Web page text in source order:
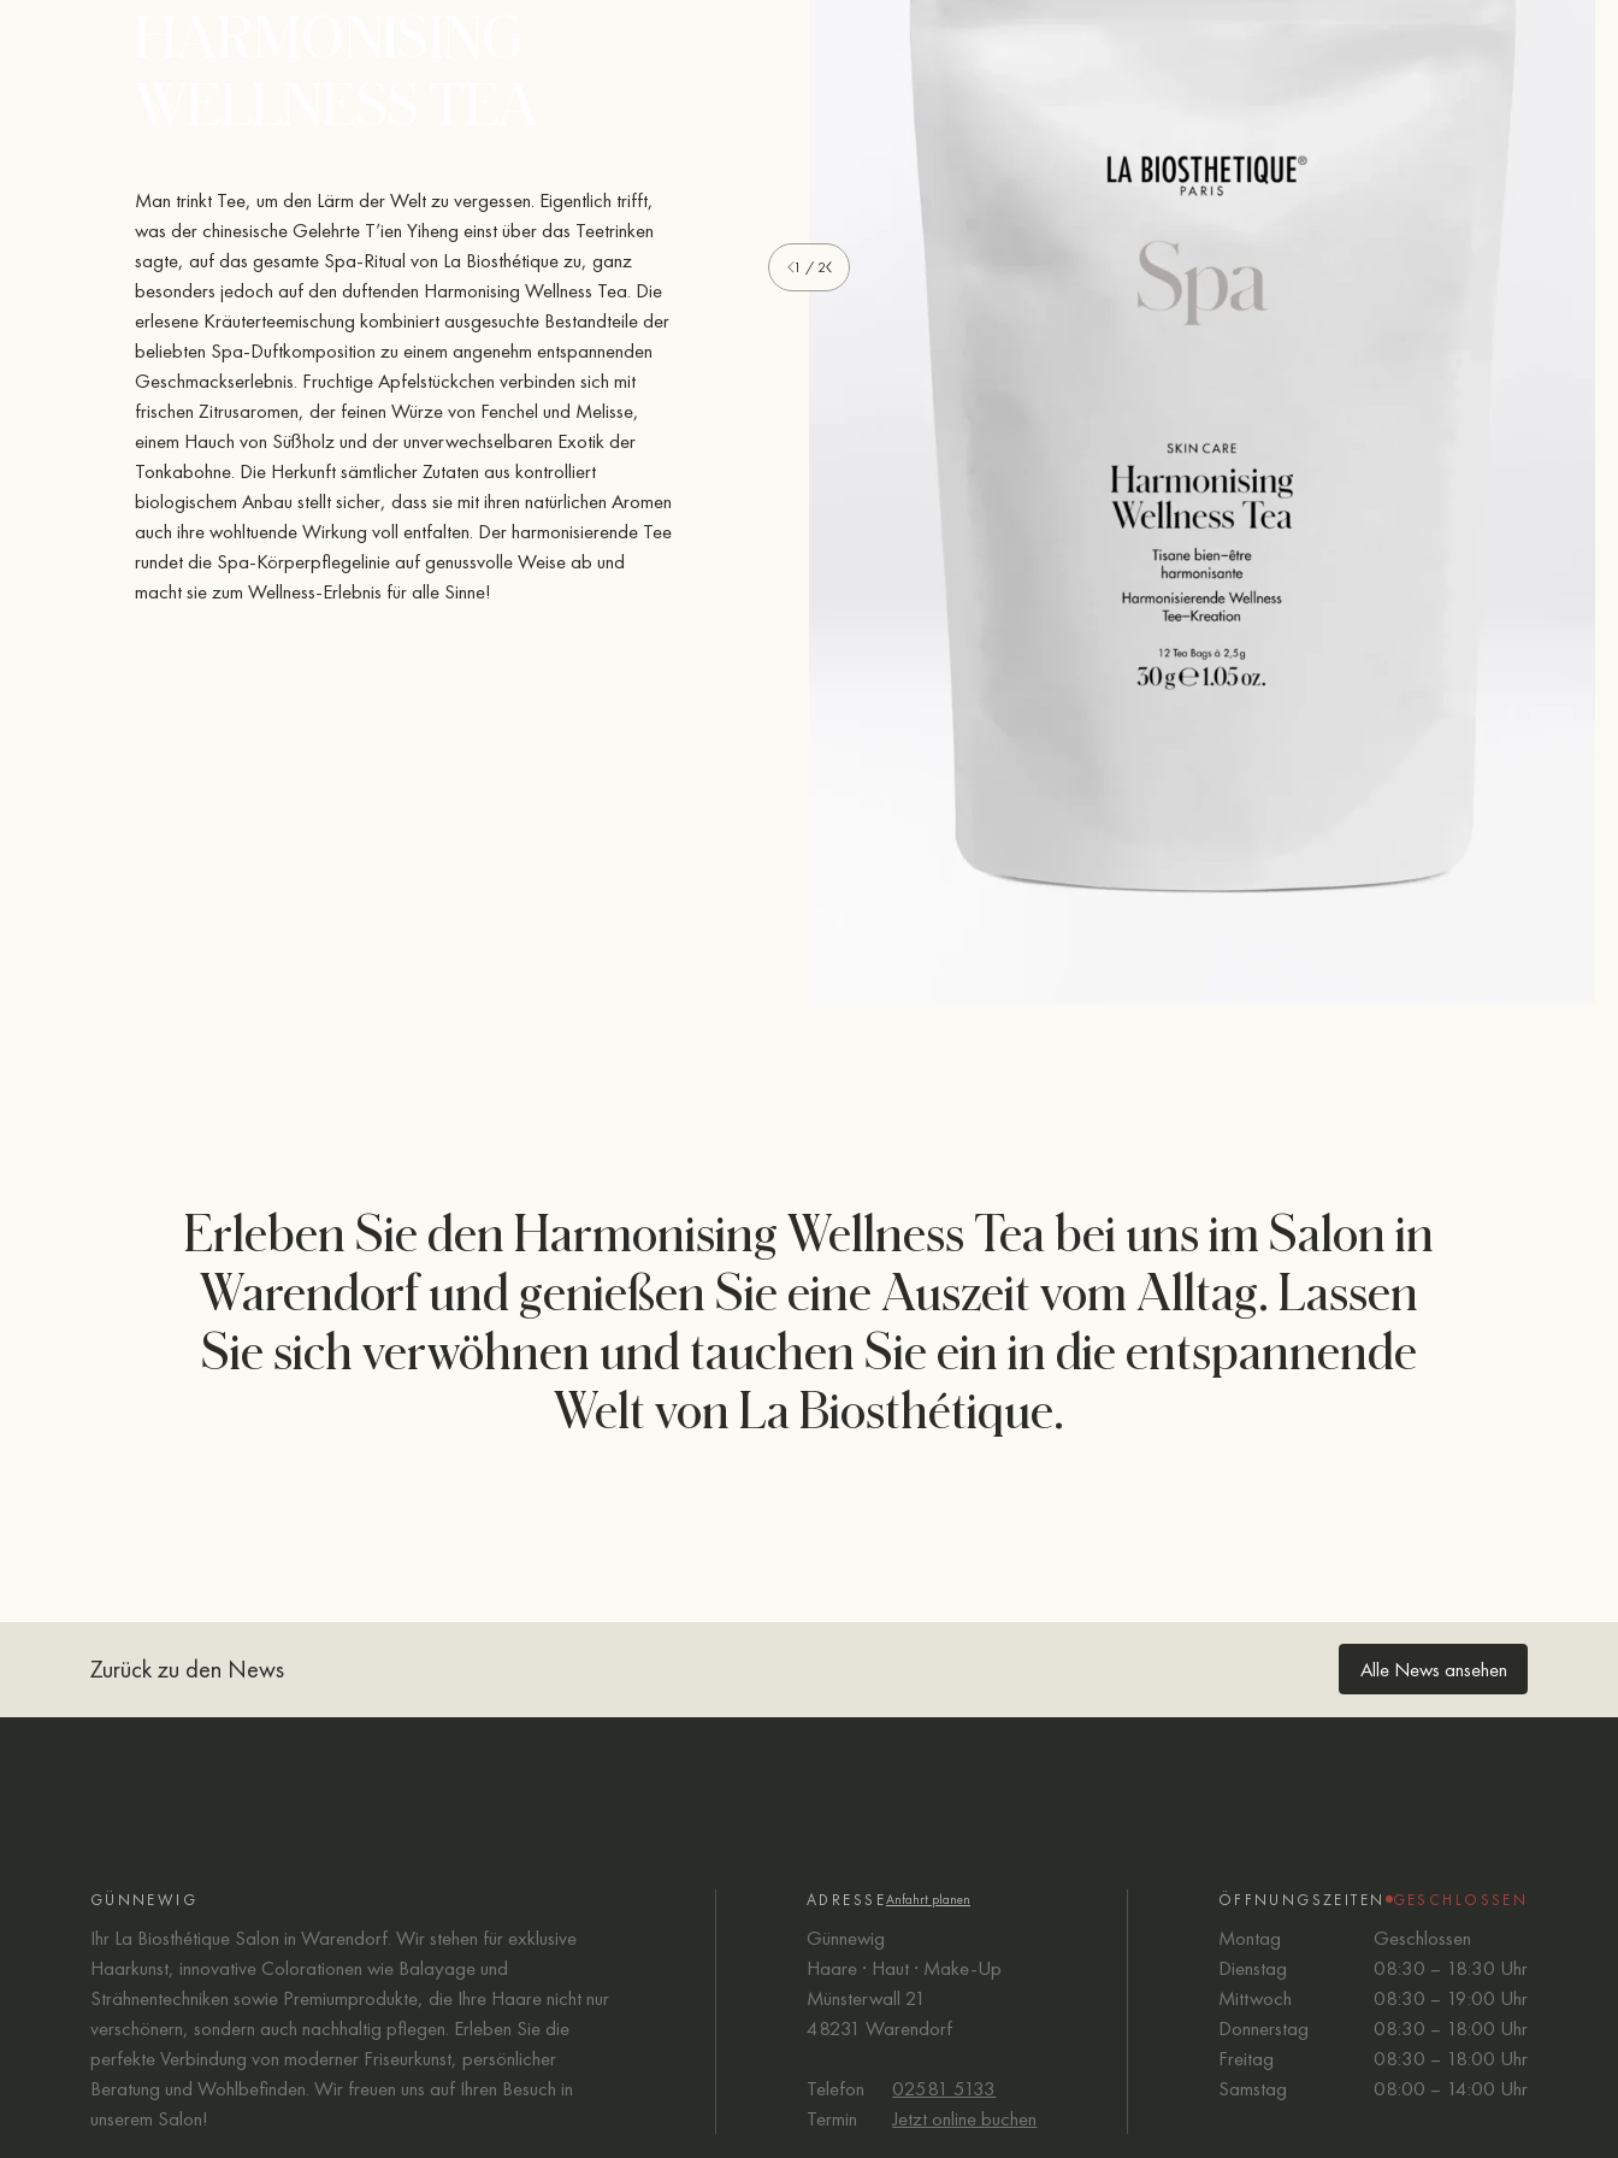
Man trinkt Tee, um den Lärm der Welt zu vergessen. Eigentlich trifft,
was der chinesische Gelehrte T’ien Yiheng einst über das Teetrinken
sagte, auf das gesamte Spa-Ritual von La Biosthétique zu, ganz
besonders jedoch auf den duftenden Harmonising Wellness Tea. Die
erlesene Kräuterteemischung kombiniert ausgesuchte Bestandteile der
beliebten Spa-Duftkomposition zu einem angenehm entspannenden
Geschmackserlebnis. Fruchtige Apfelstückchen verbinden sich mit
frischen Zitrusaromen, der feinen Würze von Fenchel und Melisse,
einem Hauch von Süßholz und der unverwechselbaren Exotik der
Tonkabohne. Die Herkunft sämtlicher Zutaten aus kontrolliert
biologischem Anbau stellt sicher, dass sie mit ihren natürlichen Aromen
auch ihre wohltuende Wirkung voll entfalten. Der harmonisierende Tee
rundet die Spa-Körperpflegelinie auf genussvolle Weise ab und
macht sie zum Wellness-Erlebnis für alle Sinne!
1 / 2
Erleben Sie den Harmonising Wellness Tea bei uns im Salon in
Warendorf und genießen Sie eine Auszeit vom Alltag. Lassen
Sie sich verwöhnen und tauchen Sie ein in die entspannende
Welt von La Biosthétique.
Zurück zu den News Alle News ansehen
GÜNNEWIG
Ihr La Biosthétique Salon in Warendorf. Wir stehen für exklusive
Haarkunst, innovative Colorationen wie Balayage und
Strähnentechniken sowie Premiumprodukte, die Ihre Haare nicht nur
verschönern, sondern auch nachhaltig pflegen. Erleben Sie die
perfekte Verbindung von moderner Friseurkunst, persönlicher
Beratung und Wohlbefinden. Wir freuen uns auf Ihren Besuch in
unserem Salon!
ADRESSEAnfahrt planen
Günnewig
Haare · Haut · Make-Up
Münsterwall 21
48231 Warendorf
Telefon
02581 5133
Termin
Jetzt online buchen
ÖFFNUNGSZEITEN GESCHLOSSEN
Montag
Geschlossen
Dienstag
08:30 – 18:30 Uhr
Mittwoch
08:30 – 19:00 Uhr
Donnerstag
08:30 – 18:00 Uhr
Freitag
08:30 – 18:00 Uhr
Samstag
08:00 – 14:00 Uhr